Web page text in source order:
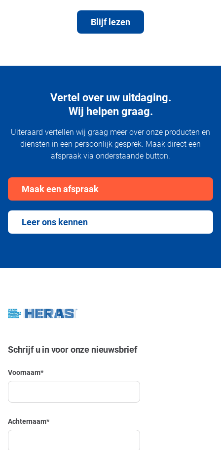
Blijf lezen
Vertel over uw uitdaging.
Wij helpen graag.
Uiteraard vertellen wij graag meer over onze producten en
diensten in een persoonlijk gesprek. Maak direct een
afspraak via onderstaande button.
Maak een afspraak
Leer ons kennen
Schrijf u in voor onze nieuwsbrief
Voornaam*
Achternaam*